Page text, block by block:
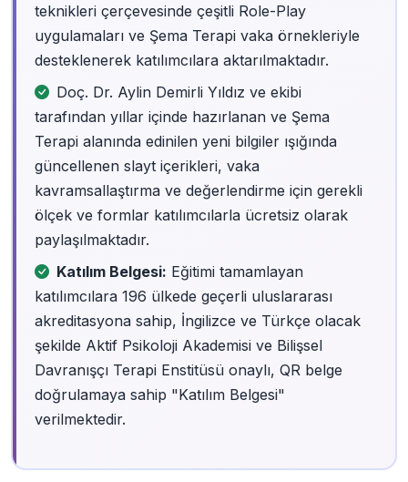
teknikleri çerçevesinde çeşitli Role-Play
uygulamaları ve Şema Terapi vaka örnekleriyle
desteklenerek katılımcılara aktarılmaktadır.
Doç. Dr. Aylin Demirli Yıldız ve ekibi
tarafından yıllar içinde hazırlanan ve Şema
Terapi alanında edinilen yeni bilgiler ışığında
güncellenen slayt içerikleri, vaka
kavramsallaştırma ve değerlendirme için gerekli
ölçek ve formlar katılımcılarla ücretsiz olarak
paylaşılmaktadır.
Katılım Belgesi: Eğitimi tamamlayan
katılımcılara 196 ülkede geçerli uluslararası
akreditasyona sahip, İngilizce ve Türkçe olacak
şekilde Aktif Psikoloji Akademisi ve Bilişsel
Davranışçı Terapi Enstitüsü onaylı, QR belge
doğrulamaya sahip "Katılım Belgesi"
verilmektedir.